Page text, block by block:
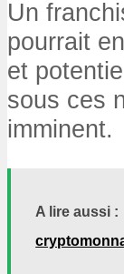
Un
pourrait
et
sous ces
imminent.
A lire aussi :